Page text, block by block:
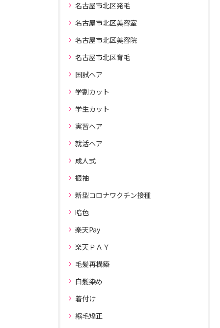
名古屋市北区発毛
名古屋市北区美容室
名古屋市北区美容院
名古屋市北区育毛
国試ヘア
学割カット
学生カット
実習ヘア
就活ヘア
成人式
振袖
新型コロナワクチン接種
暗色
楽天Pay
楽天ＰＡＹ
毛髪再構築
白髪染め
着付け
縮毛矯正